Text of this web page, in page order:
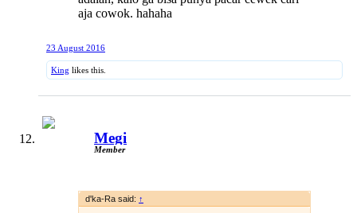
aja cowok. hahaha
23 August 2016
King likes this.
Megi
Member
d'ka-Ra said: ↑